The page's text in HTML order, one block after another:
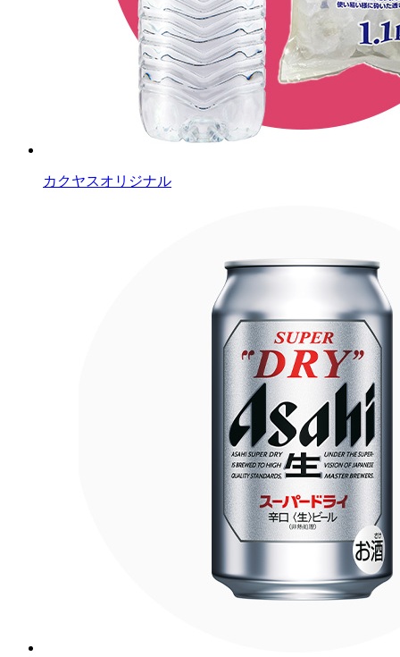
カクヤスオリジナル